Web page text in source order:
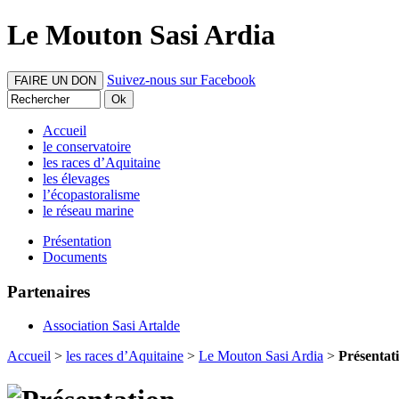
Le Mouton Sasi Ardia
FAIRE UN DON Suivez-nous sur Facebook
Accueil
le conservatoire
les races d’Aquitaine
les élevages
l’écopastoralisme
le réseau marine
Présentation
Documents
Partenaires
Association Sasi Artalde
Accueil > les races d’Aquitaine > Le Mouton Sasi Ardia >